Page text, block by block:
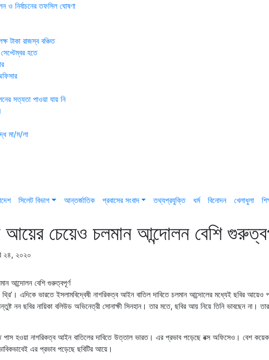
ও নির্বাচনের তফসিল ঘোষণা
টাকা রাজস্ব বঞ্চিত
সেপ্টেম্বর হতে
সত্যতা পাওয়া যায় নি
মা/ম/লা
সিলেট বিভাগ আন্তর্জাতিক প্রবাসের সংবাদ তথ্যপ্রযুক্তি ধর্ম বিনোদন খেলাধুলা
আয়ের চেয়েও চলমান আন্দোলন বেশি
২৪, ২০২০
থ্রি’। এদিকে ভারতে ইসলামবিদ্বেষী নাগরিকত্ব আইন বাতিল দাবিতে চলমান আন্দোলের মধ্যেই ছবির আয়েও
নন ছবির নায়িকা বলিউড অভিনেত্রী সোনাক্ষী সিনহান। তার মতে, ছবির আয় নিয়ে তিনি ভাবছেন না।
পাস হওয়া নাগরিকত্ব আইন বাতিলের দাবিতে উত্তাল ভারত। এর প্রভাব পড়েছে বক্স অফিসেও। বেশ
এর প্রভাব পড়েছে ছবিটির আয়ে।